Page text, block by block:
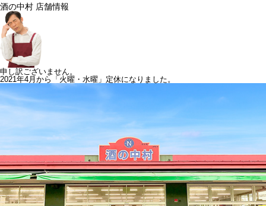
酒の中村 店舗情報
申し訳ございません。
2021年4月から「火曜・水曜」定休になりました。